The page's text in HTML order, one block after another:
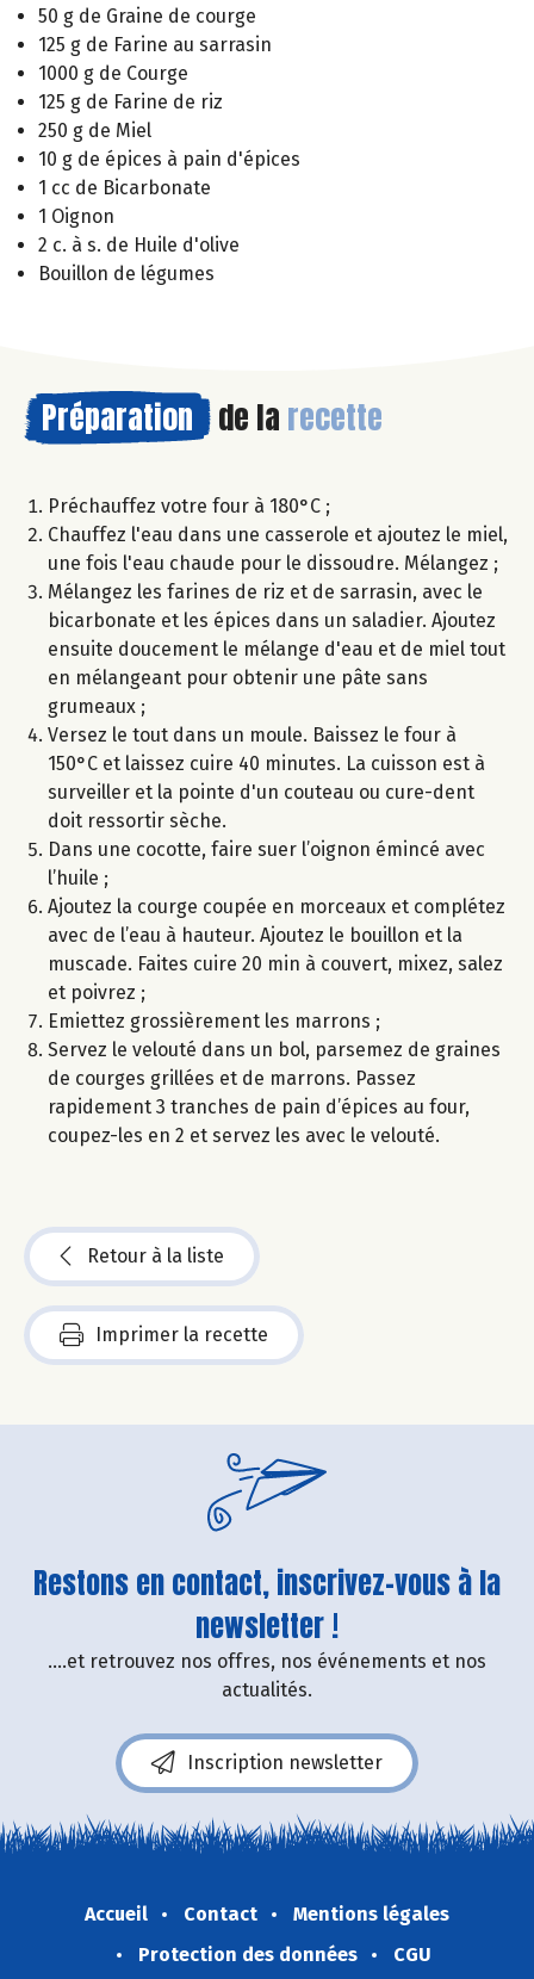
50 g de Graine de courge
125 g de Farine au sarrasin
1000 g de Courge
125 g de Farine de riz
250 g de Miel
10 g de épices à pain d'épices
1 cc de Bicarbonate
1 Oignon
2 c. à s. de Huile d'olive
Bouillon de légumes
Préparation de la recette
Préchauffez votre four à 180°C ;
Chauffez l'eau dans une casserole et ajoutez le miel,
une fois l'eau chaude pour le dissoudre. Mélangez ;
Mélangez les farines de riz et de sarrasin, avec le
bicarbonate et les épices dans un saladier. Ajoutez
ensuite doucement le mélange d'eau et de miel tout
en mélangeant pour obtenir une pâte sans
grumeaux ;
Versez le tout dans un moule. Baissez le four à
150°C et laissez cuire 40 minutes. La cuisson est à
surveiller et la pointe d'un couteau ou cure-dent
doit ressortir sèche.
Dans une cocotte, faire suer l’oignon émincé avec
l’huile ;
Ajoutez la courge coupée en morceaux et complétez
avec de l’eau à hauteur. Ajoutez le bouillon et la
muscade. Faites cuire 20 min à couvert, mixez, salez
et poivrez ;
Emiettez grossièrement les marrons ;
Servez le velouté dans un bol, parsemez de graines
de courges grillées et de marrons. Passez
rapidement 3 tranches de pain d’épices au four,
coupez-les en 2 et servez les avec le velouté.
Retour à la liste
Imprimer la recette
Restons en contact, inscrivez-vous à la
newsletter !
....et retrouvez nos offres, nos événements et nos
actualités.
Inscription newsletter
Accueil Contact
Mentions légales
Protection des données
CGU